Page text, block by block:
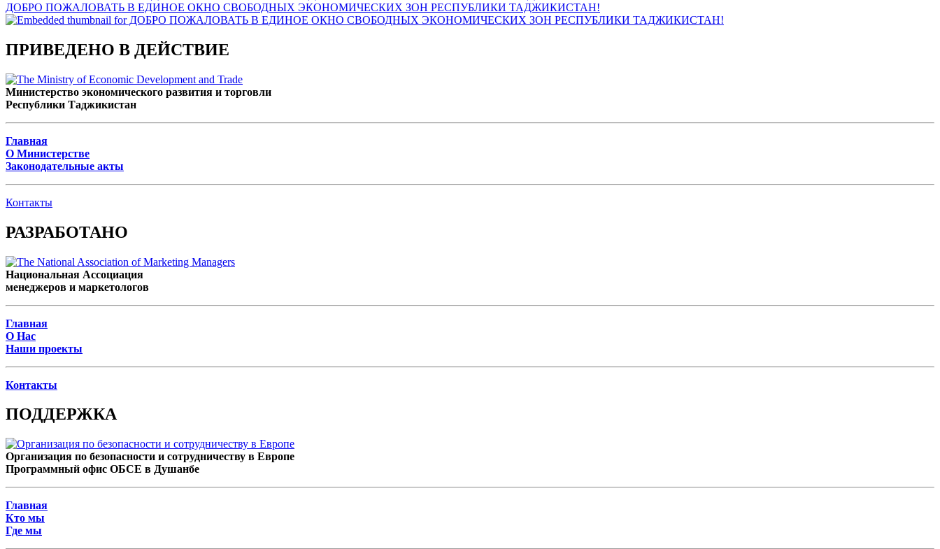
ДОБРО ПОЖАЛОВАТЬ В ЕДИНОЕ ОКНО СВОБОДНЫХ ЭКОНОМИЧЕСКИХ ЗОН РЕСПУБЛИКИ ТАДЖИКИСТАН!
ПРИВЕДЕНО В ДЕЙСТВИЕ
Министерство экономического развития и торговли
Республики Таджикистан
Главная
О Министерстве
Законодательные акты
Контакты
РАЗРАБОТАНО
Национальная Ассоциация
менеджеров и маркетологов
Главная
О Нас
Наши проекты
Контакты
ПОДДЕРЖКА
Организация по безопасности и сотрудничеству в Европе
Программный офис ОБСЕ в Душанбе
Главная
Кто мы
Где мы